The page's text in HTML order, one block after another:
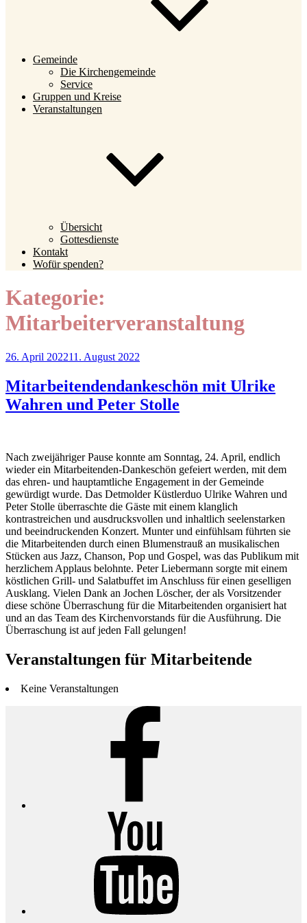
Gemeinde
Die Kirchengemeinde
Service
Gruppen und Kreise
Veranstaltungen
Übersicht
Gottesdienste
Kontakt
Wofür spenden?
Kategorie:
Mitarbeiterveranstaltung
Veröffentlicht
26. April 202211. August 2022
Mitarbeitendendankeschön mit Ulrike
Wahren und Peter Stolle
Nach zweijähriger Pause konnte am Sonntag, 24. April, endlich
wieder ein Mitarbeitenden-Dankeschön gefeiert werden, mit dem
das ehren- und hauptamtliche Engagement in der Gemeinde
gewürdigt wurde. Das Detmolder Küstlerduo Ulrike Wahren und
Peter Stolle überraschte die Gäste mit einem klanglich
kontrastreichen und ausdrucksvollen und inhaltlich seelenstarken
und beeindruckenden Konzert. Munter und einfühlsam führten sie
die Mitarbeitenden durch einen Blumenstrauß an musikalischen
Stücken aus Jazz, Chanson, Pop und Gospel, was das Publikum mit
herzlichem Applaus belohnte. Peter Liebermann sorgte mit einem
köstlichen Grill- und Salatbuffet im Anschluss für einen geselligen
Ausklang. Vielen Dank an Jochen Löscher, der als Vorsitzender
diese schöne Überraschung für die Mitarbeitenden organisiert hat
und an das Team des Kirchenvorstands für die Ausführung. Die
Überraschung ist auf jeden Fall gelungen!
Veranstaltungen für Mitarbeitende
Keine Veranstaltungen